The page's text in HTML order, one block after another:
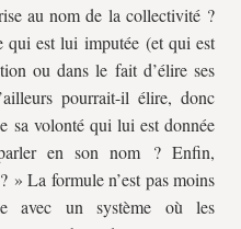
au nom de la collectivité ?
qui est lui imputée (et qui est
ou dans le fait d’élire ses
pourrait-il élire, donc
sa volonté qui lui est donnée
en son nom ? Enfin,
» La formule n’est pas moins
avec un système où les